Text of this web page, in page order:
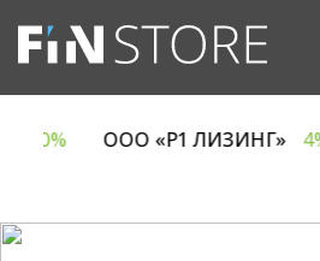
6.70% ООО «Р1 ЛИЗИНГ»